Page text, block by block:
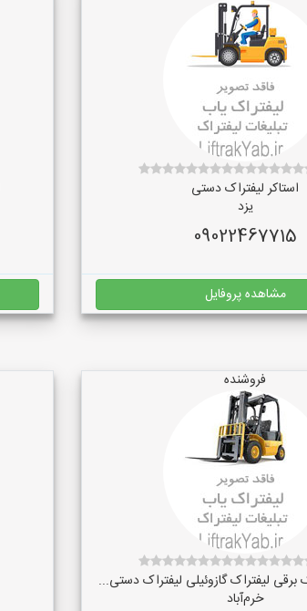
استاکر لیفتراک دستی
یزد
09022467715
مشاهده پروفایل
فروشنده
لیفتراک گازوئیلی لیفتراک دستی...
خرم‌آباد